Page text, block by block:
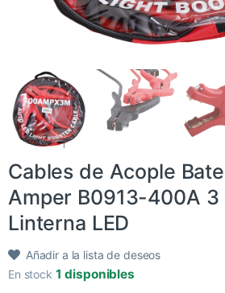
Cables de Acople
Amper B0913-400A 3
Linterna LED
Añadir a la lista de deseos
En stock 1 disponibles